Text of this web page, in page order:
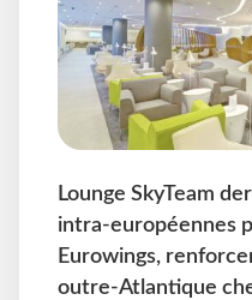
Lounge SkyTeam
intra-européennes
Eurowings,
outre-Atlantique